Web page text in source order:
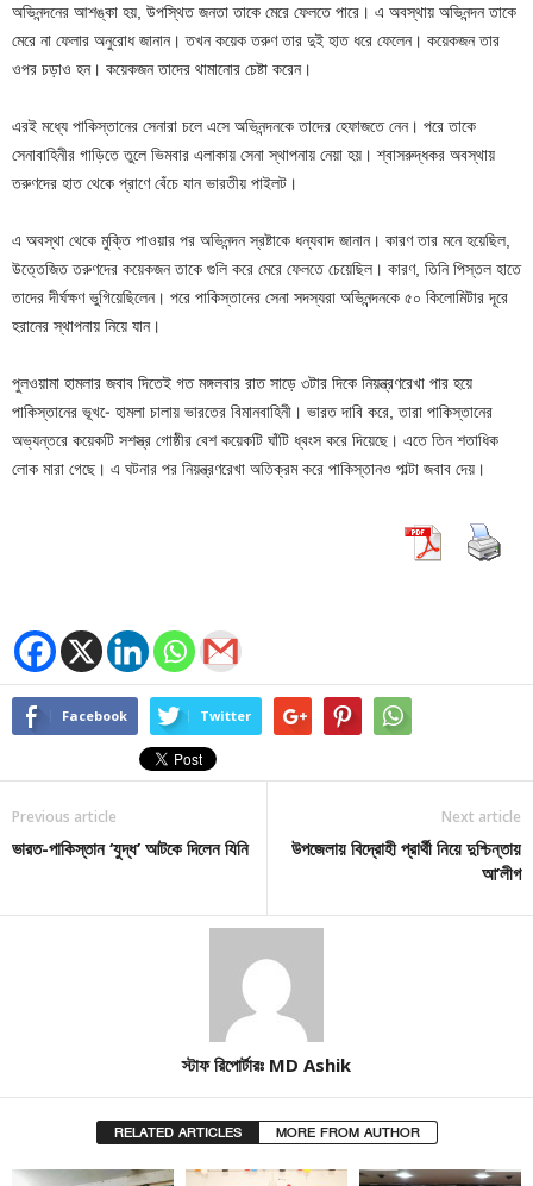
অভিনন্দনের আশঙ্কা হয়, উপস্থিত জনতা তাকে মেরে ফেলতে পারে। এ অবস্থায় অভিনন্দন তাকে
মেরে না ফেলার অনুরোধ জানান। তখন কয়েক তরুণ তার দুই হাত ধরে ফেলেন। কয়েকজন তার
ওপর চড়াও হন। কয়েকজন তাদের থামানোর চেষ্টা করেন।
এরই মধ্যে পাকিস্তানের সেনারা চলে এসে অভিনন্দনকে তাদের হেফাজতে নেন। পরে তাকে
সেনাবাহিনীর গাড়িতে তুলে ভিমবার এলাকায় সেনা স্থাপনায় নেয়া হয়। শ্বাসরুদ্ধকর অবস্থায়
তরুণদের হাত থেকে প্রাণে বেঁচে যান ভারতীয় পাইলট।
এ অবস্থা থেকে মুক্তি পাওয়ার পর অভিনন্দন স্রষ্টাকে ধন্যবাদ জানান। কারণ তার মনে হয়েছিল,
উত্তেজিত তরুণদের কয়েকজন তাকে গুলি করে মেরে ফেলতে চেয়েছিল। কারণ, তিনি পিস্তল হাতে
তাদের দীর্ঘক্ষণ ভুগিয়েছিলেন। পরে পাকিস্তানের সেনা সদস্যরা অভিনন্দনকে ৫০ কিলোমিটার দূরে
হরানের স্থাপনায় নিয়ে যান।
পুলওয়ামা হামলার জবাব দিতেই গত মঙ্গলবার রাত সাড়ে ৩টার দিকে নিয়ন্ত্রণরেখা পার হয়ে
পাকিস্তানের ভূখ-ে হামলা চালায় ভারতের বিমানবাহিনী। ভারত দাবি করে, তারা পাকিস্তানের
অভ্যন্তরে কয়েকটি সশস্ত্র গোষ্ঠীর বেশ কয়েকটি ঘাঁটি ধ্বংস করে দিয়েছে। এতে তিন শতাধিক
লোক মারা গেছে। এ ঘটনার পর নিয়ন্ত্রণরেখা অতিক্রম করে পাকিস্তানও পাল্টা জবাব দেয়।
Facebook Twitter
Previous article
ভারত-পাকিস্তান ‘যুদ্ধ’ আটকে দিলেন যিনি
Next article
উপজেলায় বিদ্রোহী প্রার্থী নিয়ে দুশ্চিন্তায়
আ’লীগ
স্টাফ রিপোর্টারঃ MD Ashik
RELATED ARTICLES MORE FROM AUTHOR